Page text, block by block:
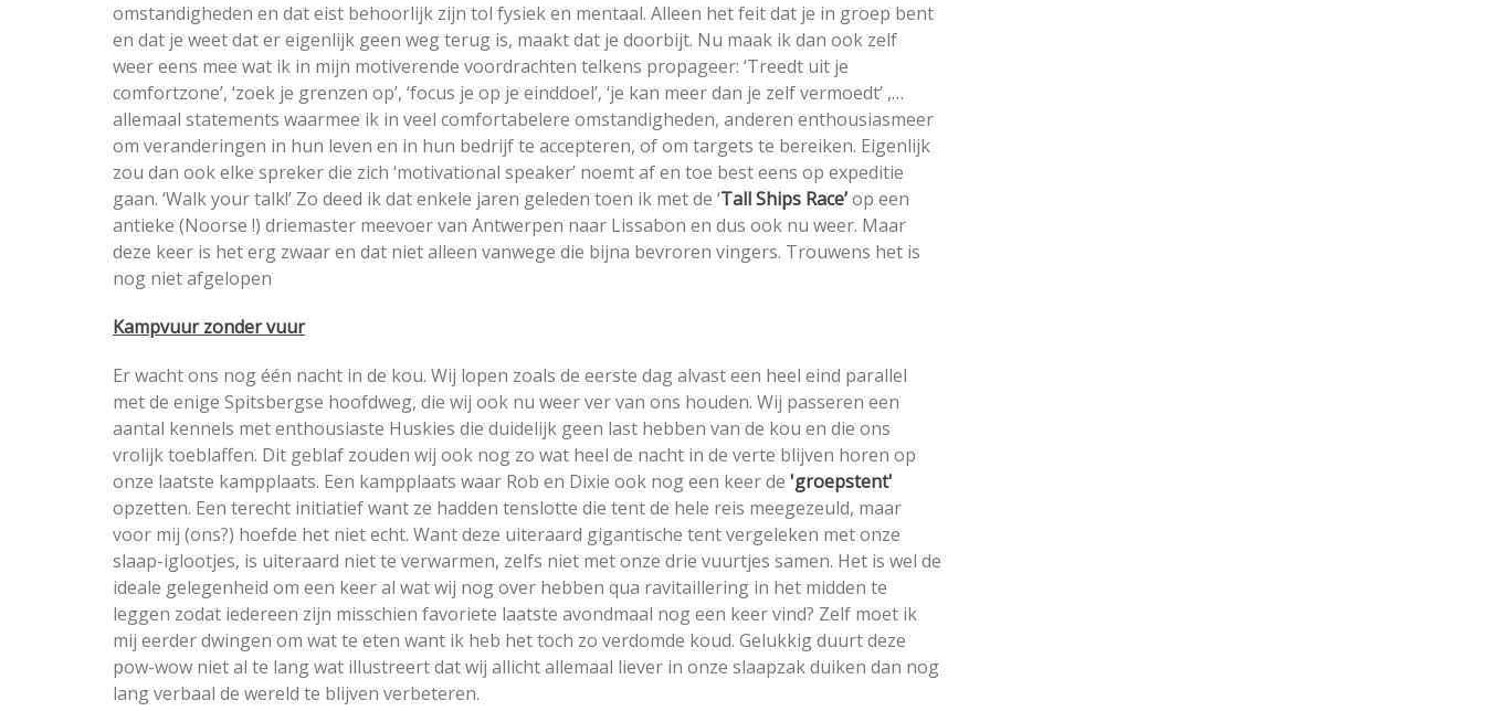
omstandigheden en dat eist behoorlijk zijn tol fysiek en mentaal. Alleen het feit dat je in groep bent
en dat je weet dat er eigenlijk geen weg terug is, maakt dat je doorbijt. Nu maak ik dan ook zelf
weer eens mee wat ik in mijn motiverende voordrachten telkens propageer: ‘Treedt uit je
comfortzone’, ‘zoek je grenzen op’, ‘focus je op je einddoel’, ‘je kan meer dan je zelf vermoedt’ ,…
allemaal statements waarmee ik in veel comfortabelere omstandigheden, anderen enthousiasmeer
om veranderingen in hun leven en in hun bedrijf te accepteren, of om targets te bereiken. Eigenlijk
zou dan ook elke spreker die zich ‘motivational speaker’ noemt af en toe best eens op expeditie
gaan. ‘Walk your talk!’ Zo deed ik dat enkele jaren geleden toen ik met de ‘Tall Ships Race’op een
antieke (Noorse !) driemaster meevoer van Antwerpen naar Lissabon en dus ook nu weer. Maar
deze keer is het erg zwaar en dat niet alleen vanwege die bijna bevroren vingers. Trouwens het is
nog niet afgelopen
Kampvuur zonder vuur
Er wacht ons nog één nacht in de kou. Wij lopen zoals de eerste dag alvast een heel eind parallel
met de enige Spitsbergse hoofdweg, die wij ook nu weer ver van ons houden. Wij passeren een
aantal kennels met enthousiaste Huskies die duidelijk geen last hebben van de kou en die ons
vrolijk toeblaffen. Dit geblaf zouden wij ook nog zo wat heel de nacht in de verte blijven horen op
onze laatste kampplaats. Een kampplaats waar Rob en Dixie ook nog een keer de 'groepstent'
opzetten. Een terecht initiatief want ze hadden tenslotte die tent de hele reis meegezeuld, maar
voor mij (ons?) hoefde het niet echt. Want deze uiteraard gigantische tent vergeleken met onze
slaap-iglootjes, is uiteraard niet te verwarmen, zelfs niet met onze drie vuurtjes samen. Het is wel de
ideale gelegenheid om een keer al wat wij nog over hebben qua ravitaillering in het midden te
leggen zodat iedereen zijn misschien favoriete laatste avondmaal nog een keer vind? Zelf moet ik
mij eerder dwingen om wat te eten want ik heb het toch zo verdomde koud. Gelukkig duurt deze
pow-wow niet al te lang wat illustreert dat wij allicht allemaal liever in onze slaapzak duiken dan nog
lang verbaal de wereld te blijven verbeteren.